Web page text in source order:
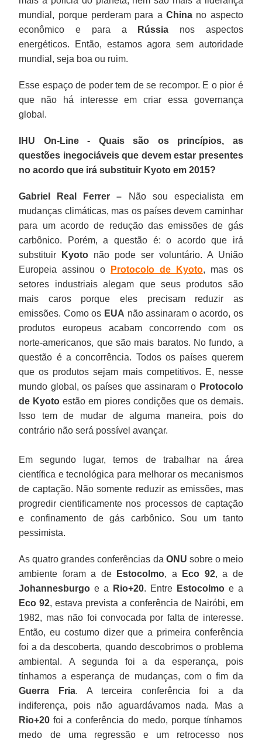
mundial, porque perderam para a Chinano aspecto
econômico e para a
Rússia nos aspectos
energéticos. Então, estamos agora sem autoridade
mundial, seja boa ou ruim.
Esse espaço de poder tem de se recompor. E o pior é
que não há interesse em criar essa governança
global.
IHU On-Line - Quais são os princípios, as
questões inegociáveis que devem estar presentes
no acordo que irá substituir Kyoto em 2015?
Gabriel Real Ferrer – Não sou especialista em
mudanças climáticas, mas os países devem caminhar
para um acordo de redução das emissões de gás
carbônico. Porém, a questão é: o acordo que irá
substituir
Kyoto não pode ser voluntário. A União
Europeia assinou o
Protocolo de Kyoto, mas os
setores industriais alegam que seus produtos são
mais caros porque eles precisam reduzir as
emissões. Como os EUA não assinaram o acordo, os
produtos europeus acabam concorrendo com os
norte-americanos, que são mais baratos. No fundo, a
questão é a concorrência. Todos os países querem
que os produtos sejam mais competitivos. E, nesse
mundo global, os países que assinaram o Protocolo
de Kyoto estão em piores condições que os demais.
Isso tem de mudar de alguma maneira, pois do
contrário não será possível avançar.
Em segundo lugar, temos de trabalhar na área
científica e tecnológica para melhorar os mecanismos
de captação. Não somente reduzir as emissões, mas
progredir cientificamente nos processos de captação
e confinamento de gás carbônico. Sou um tanto
pessimista.
As quatro grandes conferências da ONU sobre o meio
ambiente foram a de
Estocolmo, a Eco 92, a de
Johannesburgo e a Rio+20. Entre Estocolmoe a
Eco 92, estava prevista a conferência de Nairóbi, em
1982, mas não foi convocada por falta de interesse.
Então, eu costumo dizer que a primeira conferência
foi a da descoberta, quando descobrimos o problema
ambiental. A segunda foi a da esperança, pois
tínhamos a esperança de mudanças, com o fim da
Guerra Fria. A terceira conferência foi a da
indiferença, pois não aguardávamos nada. Mas a
Rio+20 foi a conferência do medo, porque tínhamos
medo de uma regressão e um retrocesso nos